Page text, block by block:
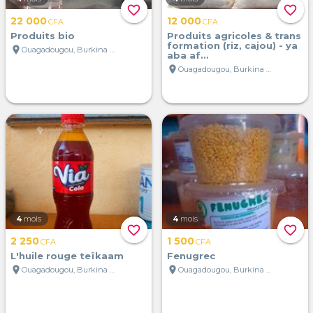
favorite_border
22 000CFA
Produits bio
location_on
Ouagadougou, Burkina Faso
favorite_border
12 000CFA
Produits agricoles & trans
formation (riz, cajou) - ya
aba af...
location_on
Ouagadougou, Burkina Faso
favorite_border
4 mois
2 250CFA
L'huile rouge teïkaam
location_on
Ouagadougou, Burkina Faso
favorite_border
4 mois
1 500CFA
Fenugrec
location_on
Ouagadougou, Burkina Faso